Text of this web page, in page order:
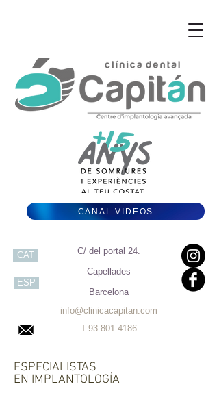
C/ del portal 24.
Capellades
Barcelona
info@clinicacapitan.com
T.93 801 4186
CAT
ESP
CANAL VIDEOS
ESPECIALISTAS
EN IMPLANTOLOGÍA